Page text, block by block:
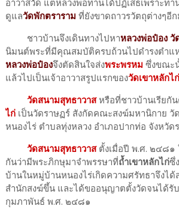
อาวาสวัด แต่หลวงพ่อท่านได้ปฏิเสธเพราะท่
ดูแลวัดพักตราราม ที่ยังขาดถาวรวัตถุต่างๆอี
ชาวบ้านจึงเดินทางไปหาหลวงพ่อป๋อง วั
นิมนต์พระที่มีคุณสมบัติครบถ้วนไปดำรงตำแ
หลวงพ่อป๋องจึงตัดสินใจส่งพระพรหม ซึ่งขณะ
แล้วไปเป็นเจ้าอาวาสรูปแรกของวัดเขาหลักไก่
วัดสนามสุทธาวาสหรือที่ชาวบ้านเรียกั
ไก่เป็นวัดราษฏร์ สังกัดคณะสงฆ์มหานิกาย วั
หนองไร่ ตำบลทุ่งหลวง อำเภอปากท่อ จังหวัด
วัดสนามสุทธาวาสตั้งเมื่อปี พ.ศ. ๒๔๘๑
กันว่ามีพระภิกษุมาจำพรรษาที่ถ้ำเขาหลักไก่ซึ่
บ้านในหมู่บ้านหนองไร่เกิดความศรัทธาจึงได้
สำนักสงฆ์ขึ้น และได้ขออนุญาตตั้งวัดจนได้รั
กุมภาพันธ์ พ.ศ. ๒๔๘๑